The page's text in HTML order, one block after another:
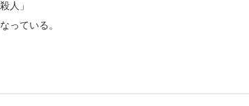
人」
っている。